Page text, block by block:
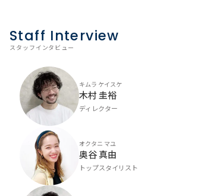
Staff Interview
スタッフインタビュー
キムラ ケイスケ
木村 圭裕
ディレクター
オクタニ マユ
奥谷 真由
トップスタイリスト